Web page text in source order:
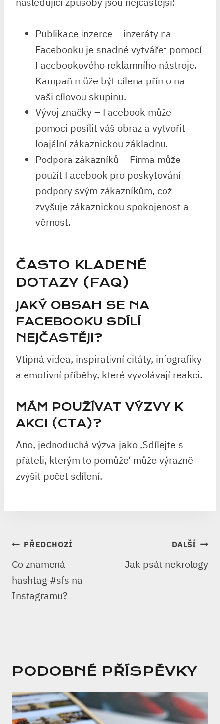
Publikace inzerce – inzeráty na
Facebooku je snadné vytvářet pomocí
Facebookového reklamního nástroje.
Kampaň může být cílena přímo na
vaši cílovou skupinu.
Vývoj značky – Facebook může
pomoci posílit váš obraz a vytvořit
loajální zákaznickou základnu.
Podpora zákazníků – Firma může
použít Facebook pro poskytování
podpory svým zákazníkům, což
zvyšuje zákaznickou spokojenost a
věrnost.
ČASTO KLADENÉ
DOTAZY (FAQ)
JAKÝ OBSAH SE NA
FACEBOOKU SDÍLÍ
NEJČASTĚJI?
Vtipná videa, inspirativní citáty, infografiky
a emotivní příběhy, které vyvolávají reakci.
MÁM POUŽÍVAT VÝZVY K
AKCI (CTA)?
Ano, jednoduchá výzva jako ‚Sdílejte s
přáteli, kterým to pomůže‘ může výrazně
zvýšit počet sdílení.
NAVIGACE
PRO
PŘÍSPĚVEK
PŘEDCHOZÍ
Co znamená
hashtag #sfs na
Instagramu?
DALŠÍ
Jak psát nekrology
PODOBNÉ PŘÍSPĚVKY